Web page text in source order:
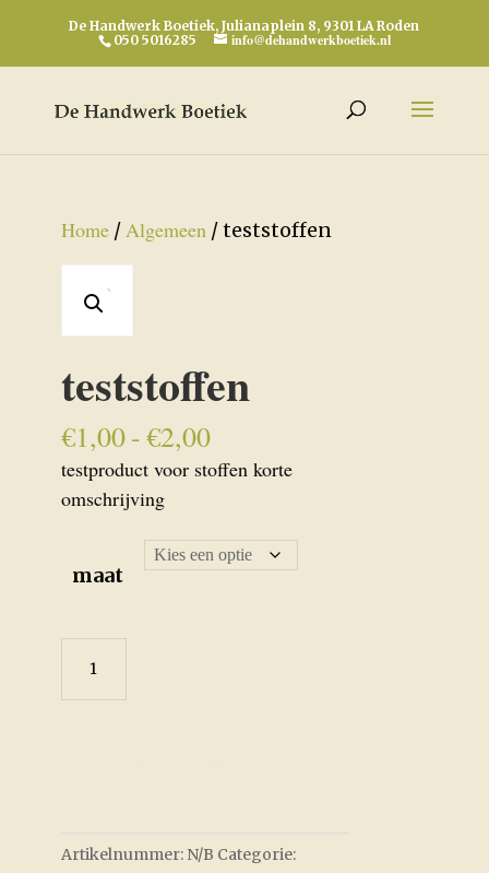
De Handwerk Boetiek, Julianaplein 8, 9301 LA Roden
050 5016285
info@dehandwerkboetiek.nl
Home/Algemeen/ teststoffen
teststoffen
€1,00-€2,00Prijsklasse:
€1,00
testproduct voor stoffen korte
omschrijving
maat
aantal
Artikelnummer: N/B Categorie: